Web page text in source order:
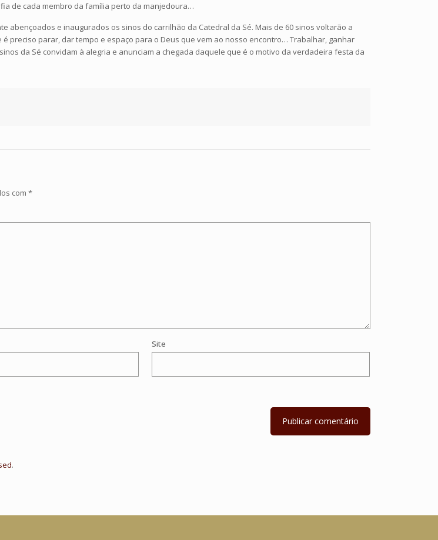
de cada membro da família perto da manjedoura…
abençoados e inaugurados os sinos do carrilhão da Catedral da Sé. Mais de 60 sinos voltarão a
preciso parar, dar tempo e espaço para o Deus que vem ao nosso encontro… Trabalhar, ganhar
da Sé convidam à alegria e anunciam a chegada daquele que é o motivo da verdadeira festa da
com *
Site
.